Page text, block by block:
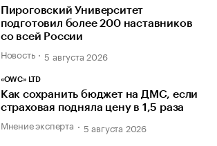
Пироговский Университет
подготовил более 200 наставников
со всей России
Новость 5 августа 2026
«OWC» LTD
Как сохранить бюджет на ДМС, если
страховая подняла цену в 1,5 раза
Мнение эксперта 5 августа 2026